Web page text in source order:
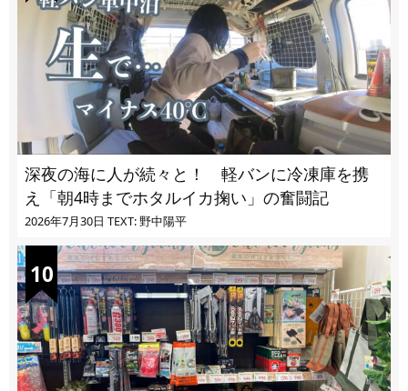
深夜の海に人が続々と！ 軽バンに冷凍庫を携
え「朝4時までホタルイカ掬い」の奮闘記
2026年7月30日 TEXT: 野中陽平